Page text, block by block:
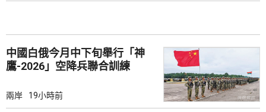
中國白俄今月中下旬舉行「神
鷹-2026」空降兵聯合訓練
兩岸 19小時前